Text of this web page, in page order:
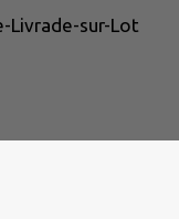
Livrade-sur-Lot